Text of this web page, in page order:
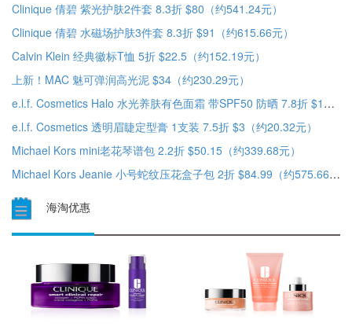
Clinique 倩碧 紫光护肤2件套 8.3折 $80（约541.24元）
Clinique 倩碧 水磁场护肤3件套 8.3折 $91（约615.66元）
Calvin Klein 经典徽标T恤 5折 $22.5（约152.19元）
上新！MAC 魅可弹润高光泥 $34（约230.29元）
e.l.f. Cosmetics Halo 水光养肤有色面霜 带SPF50 防晒 7.8折 $14（约94.83元）
e.l.f. Cosmetics 透明眉睫定型膏 1支装 7.5折 $3（约20.32元）
Michael Kors mini老花琴谱包 2.2折 $50.15（约339.68元）
Michael Kors Jeanie 小号蛇纹压花盒子包 2折 $84.99（约575.66元）
海淘优惠